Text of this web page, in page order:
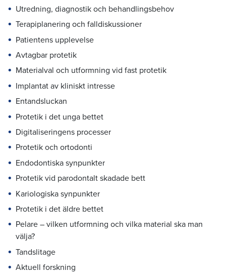
Utredning, diagnostik och behandlingsbehov
Terapiplanering och falldiskussioner
Patientens upplevelse
Avtagbar protetik
Materialval och utformning vid fast protetik
Implantat av kliniskt intresse
Entandsluckan
Protetik i det unga bettet
Digitaliseringens processer
Protetik och ortodonti
Endodontiska synpunkter
Protetik vid parodontalt skadade bett
Kariologiska synpunkter
Protetik i det äldre bettet
Pelare – vilken utformning och vilka material ska man
välja?
Tandslitage
Aktuell forskning